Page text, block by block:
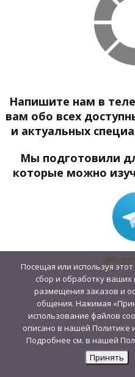
Напишите нам в
вам обо всех
и актуальных
Мы подготовили
которые можно
Посещая или используя
сбор и обработку
размещения заказов и
общения. Нажимая
использование файлов
описано в нашей Политике
Подробнее см. в нашей
Принять